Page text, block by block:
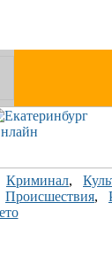
Криминал,
Происшествия,